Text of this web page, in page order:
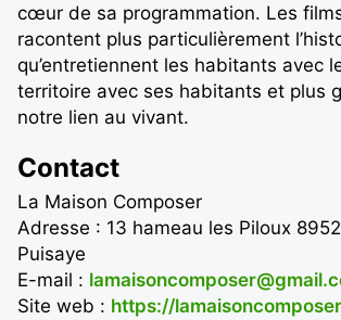
cœur de sa programmation. Les
racontent plus particulièrement
qu’entretiennent les habitants avec
territoire avec ses habitants et plus
notre lien au vivant.
Contact
La Maison Composer
Adresse : 13 hameau les Piloux
Puisaye
E-mail :
Site web : https://